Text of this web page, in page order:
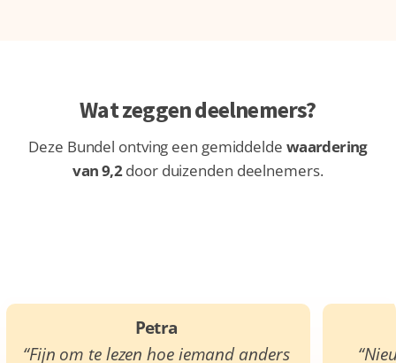
Wat zeggen deelnemers?
Deze Bundel ontving een gemiddelde waardering
van 9,2door duizenden deelnemers.
Petra
“Fijn om te lezen hoe iemand anders